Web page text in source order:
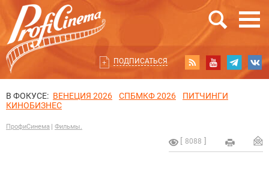
ПОДПИСАТЬСЯ
В ФОКУСЕ: ВЕНЕЦИЯ 2026 СПБМКФ 2026
ПИТЧИНГИ
КИНОБИЗНЕС
ПрофиСинема Фильмы.
8088